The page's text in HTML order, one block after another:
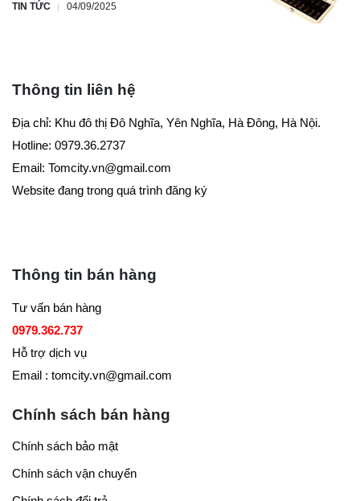
TIN TỨC 04/09/2025
Thông tin liên hệ
Địa chỉ: Khu đô thị Đô Nghĩa, Yên Nghĩa, Hà Đông, Hà Nội.
Hotline: 0979.36.2737
Email: Tomcity.vn@gmail.com
Website đang trong quá trình đăng ký
Thông tin bán hàng
Tư vấn bán hàng
0979.362.737
Hỗ trợ dịch vụ
Email : tomcity.vn@gmail.com
Chính sách bán hàng
Chính sách bảo mật
Chính sách vận chuyển